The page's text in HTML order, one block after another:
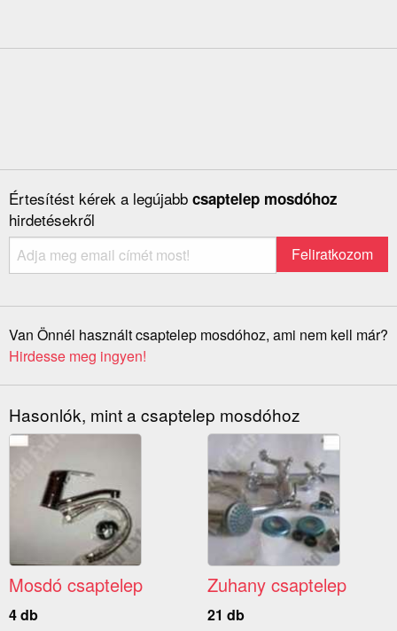
Értesítést kérek a legújabb csaptelep mosdóhoz
hirdetésekről
Van Önnél használt csaptelep mosdóhoz, ami nem kell már?
Hirdesse meg ingyen!
Hasonlók, mint a csaptelep mosdóhoz
Mosdó csaptelep
4 db
Zuhany csaptelep
21 db